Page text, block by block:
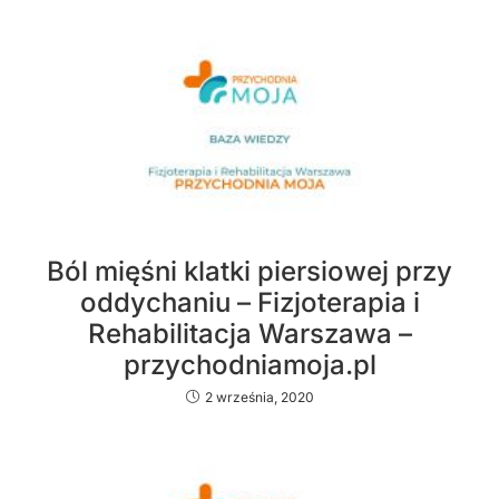
Ból mięśni klatki piersiowej przy
oddychaniu – Fizjoterapia i
Rehabilitacja Warszawa –
przychodniamoja.pl
2 września, 2020